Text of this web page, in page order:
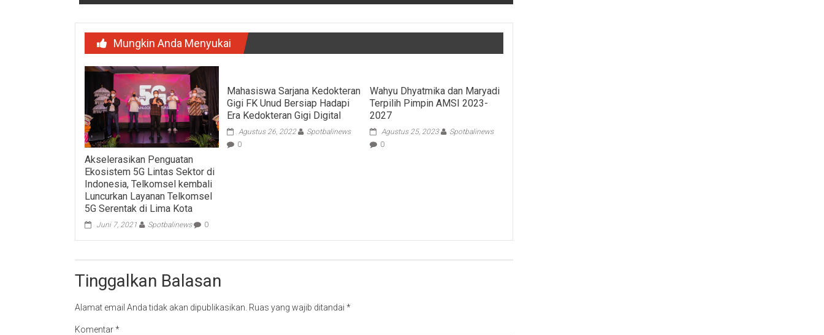
Mungkin Anda Menyukai
Akselerasikan Penguatan
Ekosistem 5G Lintas Sektor di
Indonesia, Telkomsel kembali
Luncurkan Layanan Telkomsel
5G Serentak di Lima Kota
Juni 7, 2021 Spotbalinews 0
Mahasiswa Sarjana Kedokteran
Gigi FK Unud Bersiap Hadapi
Era Kedokteran Gigi Digital
Agustus 26, 2022
Spotbalinews
0
Wahyu Dhyatmika dan Maryadi
Terpilih Pimpin AMSI 2023-
2027
Agustus 25, 2023
Spotbalinews
0
Tinggalkan Balasan
Alamat email Anda tidak akan dipublikasikan. Ruas yang wajib ditandai *
Komentar*